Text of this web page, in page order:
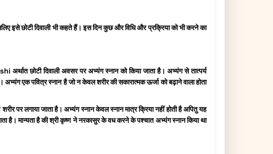
इसे छोटी दिवाली भी कहते हैं। इस दिन कुछ और विधि और प्रक्रिया को भी करने का
छोटी दिवाली अवसर पर अभ्यंग स्नान को किया जाता है। अभ्यंग से तात्पर्य
अभ्यंग एक पवित्र स्नान है जो न केवल शरीर की सकारात्मक ऊर्जा को बढ़ाने वाला होता
पर लगाया जाता है। अभ्यंग स्नान केवल स्नान मात्र क्रिया नहीं होती है अपितु यह
है। मान्यता है की श्री कृष्ण ने नरकासुर के वध करने के पश्चात अभ्यंग स्नान किया था